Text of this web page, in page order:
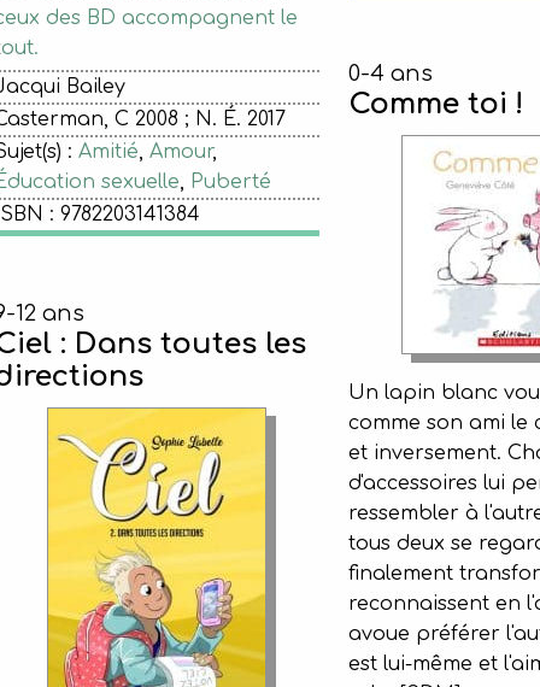
des BD accompagnent le
Bailey
C 2008 ; N. É. 2017
: Amitié, Amour,
sexuelle, Puberté
: 9782203141384
12 ans
: Dans toutes les
0-4 ans
Comme toi !
Un lapin blanc
comme son ami le
et inversement.
d'accessoires lui
ressembler à
tous deux se
finalement
reconnaissent en
avoue préférer
est lui-même et